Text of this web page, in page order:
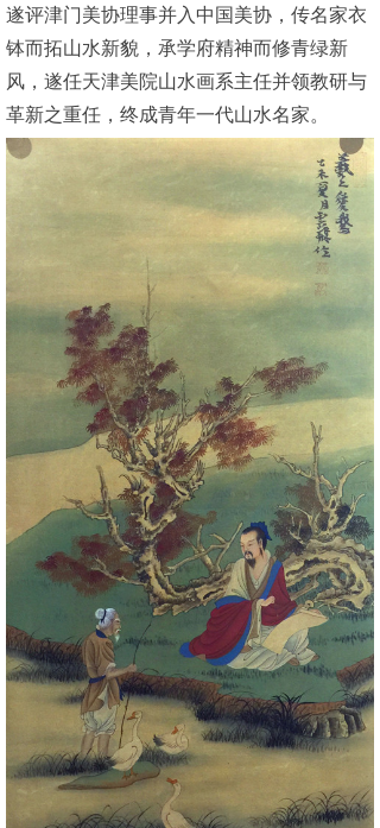
遂评津门美协理事并入中国美协，传名家衣
钵而拓山水新貌，承学府精神而修青绿新
风，遂任天津美院山水画系主任并领教研与
革新之重任，终成青年一代山水名家。